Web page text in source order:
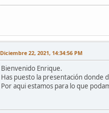
Diciembre 22, 2021, 14:34:56 PM
Bienvenido Enrique.
Has puesto la presentación donde
Por aqui estamos para lo que